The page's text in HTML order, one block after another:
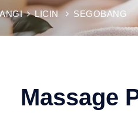
LICIN SEGOBANG
Massage